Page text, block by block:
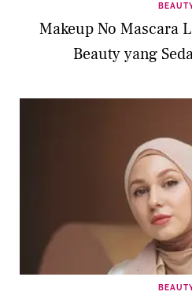
Makeup No Mascara
Beauty yang